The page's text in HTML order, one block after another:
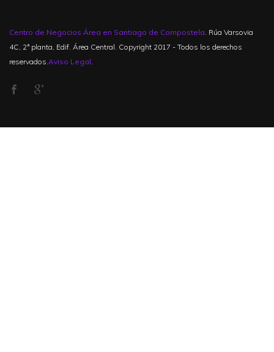
Centro de Negocios Área en Santiago de Compostela . Rúa Varsovia
4C, 2ª planta, Edif. Área Central. Copyright 2017 - Todos los derechos
reservados. Aviso Legal